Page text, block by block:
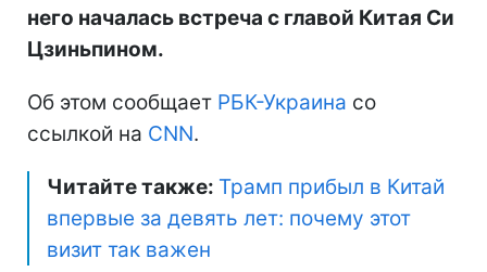
него началась встреча с главой Китая Си
Цзиньпином.
Об этом сообщает РБК-Украина со
ссылкой на CNN.
Читайте также: Трамп прибыл в Китай
впервые за девять лет: почему этот
визит так важен